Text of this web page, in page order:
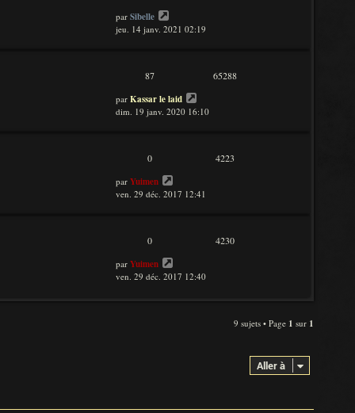
par Sibelle
jeu. 14 janv. 2021 02:19
87 65288
par Kassar le laid
dim. 19 janv. 2020 16:10
0 4223
par Yuimen
ven. 29 déc. 2017 12:41
0 4230
par Yuimen
ven. 29 déc. 2017 12:40
9 sujets • Page 1 sur 1
Aller à